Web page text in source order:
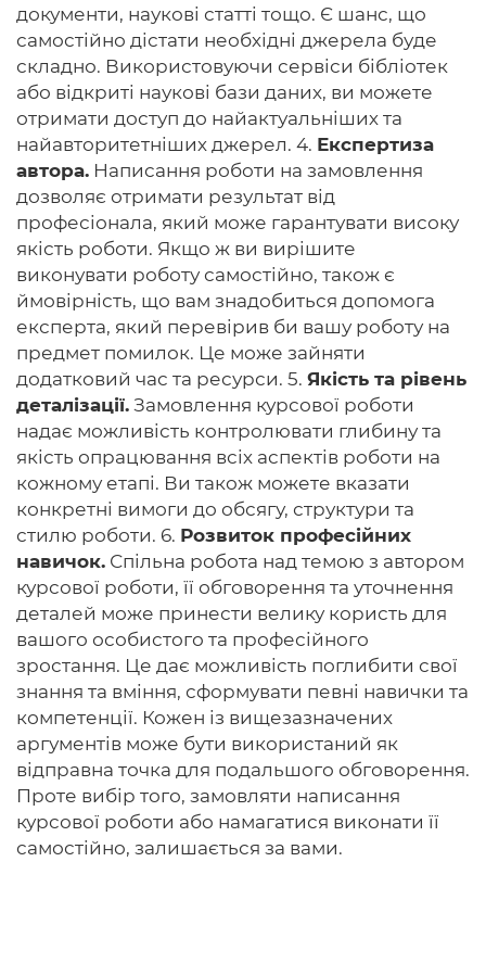
документи, наукові статті тощо. Є шанс, що
самостійно дістати необхідні джерела буде
складно. Використовуючи сервіси бібліотек
або відкриті наукові бази даних, ви можете
отримати доступ до найактуальніших та
найавторитетніших джерел. 4. Експертиза
автора. Написання роботи на замовлення
дозволяє отримати результат від
професіонала, який може гарантувати високу
якість роботи. Якщо ж ви вирішите
виконувати роботу самостійно, також є
ймовірність, що вам знадобиться допомога
експерта, який перевірив би вашу роботу на
предмет помилок. Це може зайняти
додатковий час та ресурси. 5. Якість та рівень
деталізації. Замовлення курсової роботи
надає можливість контролювати глибину та
якість опрацювання всіх аспектів роботи на
кожному етапі. Ви також можете вказати
конкретні вимоги до обсягу, структури та
стилю роботи. 6. Розвиток професійних
навичок. Спільна робота над темою з автором
курсової роботи, її обговорення та уточнення
деталей може принести велику користь для
вашого особистого та професійного
зростання. Це дає можливість поглибити свої
знання та вміння, сформувати певні навички та
компетенції. Кожен із вищезазначених
аргументів може бути використаний як
відправна точка для подальшого обговорення.
Проте вибір того, замовляти написання
курсової роботи або намагатися виконати її
самостійно, залишається за вами.